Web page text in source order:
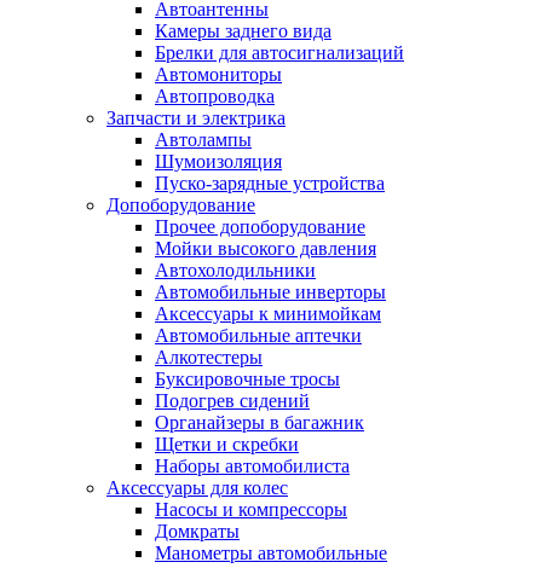
Автоантенны
Камеры заднего вида
Брелки для автосигнализаций
Автомониторы
Автопроводка
Запчасти и электрика
Автолампы
Шумоизоляция
Пуско-зарядные устройства
Допоборудование
Прочее допоборудование
Мойки высокого давления
Автохолодильники
Автомобильные инверторы
Аксессуары к минимойкам
Автомобильные аптечки
Алкотестеры
Буксировочные тросы
Подогрев сидений
Органайзеры в багажник
Щетки и скребки
Наборы автомобилиста
Аксессуары для колес
Насосы и компрессоры
Домкраты
Манометры автомобильные